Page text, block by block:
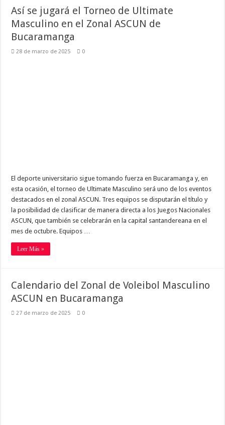
Así se jugará el Torneo de Ultimate
Masculino en el Zonal ASCUN de
Bucaramanga
28 de marzo de 2025 0
El deporte universitario sigue tomando fuerza en Bucaramanga y, en
esta ocasión, el torneo de Ultimate Masculino será uno de los eventos
destacados en el zonal ASCUN. Tres equipos se disputarán el título y
la posibilidad de clasificar de manera directa a los Juegos Nacionales
ASCUN, que también se celebrarán en la capital santandereana en el
mes de octubre. Equipos …
Leer Más »
Calendario del Zonal de Voleibol Masculino
ASCUN en Bucaramanga
27 de marzo de 2025 0